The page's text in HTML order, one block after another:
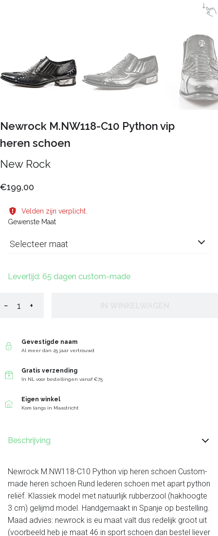
Newrock M.NW118-C10 Python vip
heren schoen
New Rock
€199,00
Velden zijn verplicht.
Gewenste Maat
Selecteer maat
Levertijd: 65 dagen custom-made
− +
Gevestigde naam
Al meer dan 25 jaar vertrouwd
Gratis verzending
In NL voor bestellingen vanaf €75
Eigen winkel
Kom langs in Maastricht
Beschrijving
Newrock M.NW118-C10 Python vip heren schoen Custom-
made heren schoen Rund lederen schoen met apart python
reliëf. Klassiek model met natuurlijk rubberzool (hakhoogte
3 cm) gelijmd model. Handgemaakt in Spanje op bestelling.
Maad advies: newrock is eu maat valt dus redelijk groot uit
(voorbeeld heb je maat 46 in sport schoen dan bestel liever